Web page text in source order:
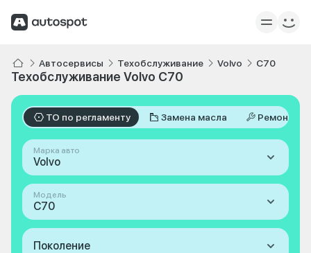
Автосервисы Техобслуживание Volvo C70
Техобслуживание Volvo C70
ТО по регламенту Замена масла Ремонт
Марка авто
Volvo
Модель
C70
Поколение